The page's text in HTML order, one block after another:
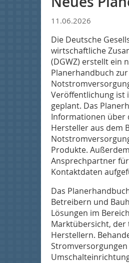
11.06.2026
Die Deutsche
wirtschaftliche
(DGWZ) erstellt ein
Planerhandbuch zur
Veröffentlichung ist
geplant. Das
Informationen über
Hersteller aus dem
Produkte.
Ansprechpartner
Kontaktdaten
Das
Betreibern und
Lösungen im
Marktübersicht, der
Herstellern.
Stromversorgungen